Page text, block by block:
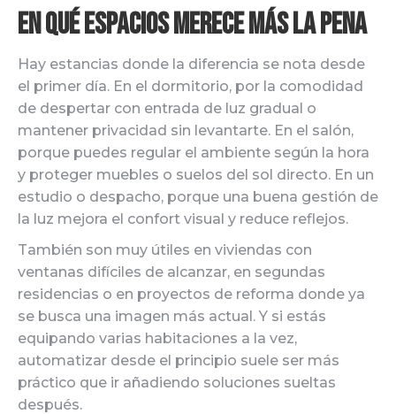
En qué espacios merece más la pena
Hay estancias donde la diferencia se nota desde
el primer día. En el dormitorio, por la comodidad
de despertar con entrada de luz gradual o
mantener privacidad sin levantarte. En el salón,
porque puedes regular el ambiente según la hora
y proteger muebles o suelos del sol directo. En un
estudio o despacho, porque una buena gestión de
la luz mejora el confort visual y reduce reflejos.
También son muy útiles en viviendas con
ventanas difíciles de alcanzar, en segundas
residencias o en proyectos de reforma donde ya
se busca una imagen más actual. Y si estás
equipando varias habitaciones a la vez,
automatizar desde el principio suele ser más
práctico que ir añadiendo soluciones sueltas
después.